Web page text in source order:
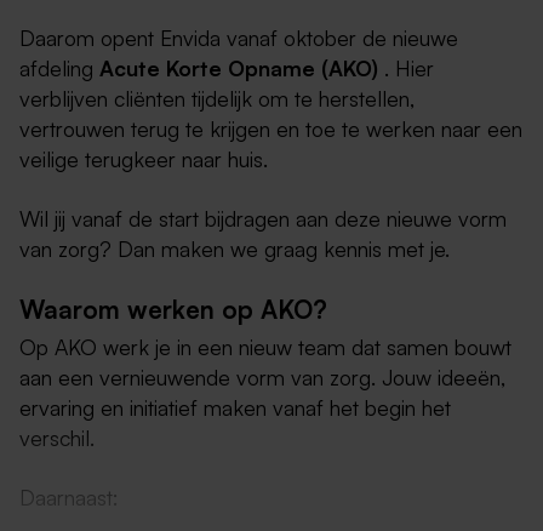
Daarom opent Envida vanaf oktober de nieuwe
afdeling Acute Korte Opname (AKO) . Hier
verblijven cliënten tijdelijk om te herstellen,
vertrouwen terug te krijgen en toe te werken naar een
veilige terugkeer naar huis.
Wil jij vanaf de start bijdragen aan deze nieuwe vorm
van zorg? Dan maken we graag kennis met je.
Waarom werken op AKO?
Op AKO werk je in een nieuw team dat samen bouwt
aan een vernieuwende vorm van zorg. Jouw ideeën,
ervaring en initiatief maken vanaf het begin het
verschil.
Daarnaast: